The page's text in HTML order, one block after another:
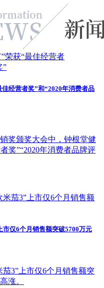
经营者奖”和“2020年消费者品
奖颁奖大会中，钟根堂健
奖”“2020年消费者品牌评
仅6个月销售额突破5700万元
3”上市仅6个月销售额突
涨。